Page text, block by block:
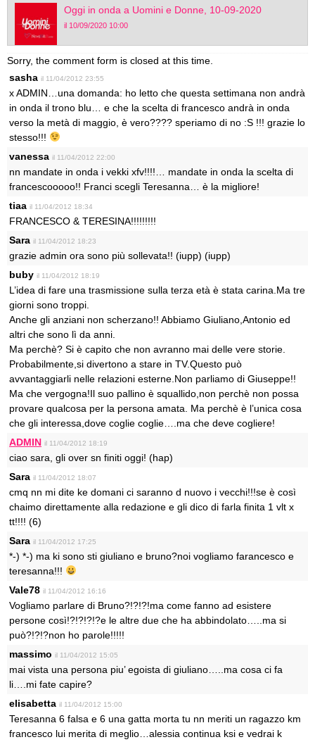
Oggi in onda a Uomini e Donne, 10-09-2020
il 10/09/2020 10:00
Sorry, the comment form is closed at this time.
sasha il 11/04/2012 23:55
x ADMIN…una domanda: ho letto che questa settimana non andrà
in onda il trono blu… e che la scelta di francesco andrà in onda
verso la metà di maggio, è vero???? speriamo di no :S !!! grazie lo
stesso!!!
vanessa il 11/04/2012 22:00
nn mandate in onda i vekki xfv!!!!… mandate in onda la scelta di
francescooooo!! Franci scegli Teresanna… è la migliore!
tiaa il 11/04/2012 18:34
FRANCESCO & TERESINA!!!!!!!!!
Sara il 11/04/2012 18:23
grazie admin ora sono più sollevata!! (iupp) (iupp)
buby il 11/04/2012 18:19
L’idea di fare una trasmissione sulla terza età è stata carina.Ma tre
giorni sono troppi.
Anche gli anziani non scherzano!! Abbiamo Giuliano,Antonio ed
altri che sono lì da anni.
Ma perchè? Si è capito che non avranno mai delle vere storie.
Probabilmente,si divertono a stare in TV.Questo può
avvantaggiarli nelle relazioni esterne.Non parliamo di Giuseppe!!
Ma che vergogna!Il suo pallino è squallido,non perchè non possa
provare qualcosa per la persona amata. Ma perchè è l’unica cosa
che gli interessa,dove coglie coglie….ma che deve cogliere!
ADMIN il 11/04/2012 18:19
ciao sara, gli over sn finiti oggi! (hap)
Sara il 11/04/2012 18:07
cmq nn mi dite ke domani ci saranno d nuovo i vecchi!!!se è così
chaimo direttamente alla redazione e gli dico di farla finita 1 vlt x
tt!!!! (6)
Sara il 11/04/2012 17:25
*-) *-) ma ki sono sti giuliano e bruno?noi vogliamo farancesco e
teresanna!!!
Vale78 il 11/04/2012 16:16
Vogliamo parlare di Bruno?!?!?!ma come fanno ad esistere
persone così!?!?!?!?e le altre due che ha abbindolato…..ma si
può?!?!?non ho parole!!!!!
massimo il 11/04/2012 15:05
mai vista una persona piu’ egoista di giuliano…..ma cosa ci fa
li….mi fate capire?
elisabetta il 11/04/2012 15:00
Teresanna 6 falsa e 6 una gatta morta tu nn meriti un ragazzo km
francesco lui merita di meglio…alessia continua ksi e vedrai k